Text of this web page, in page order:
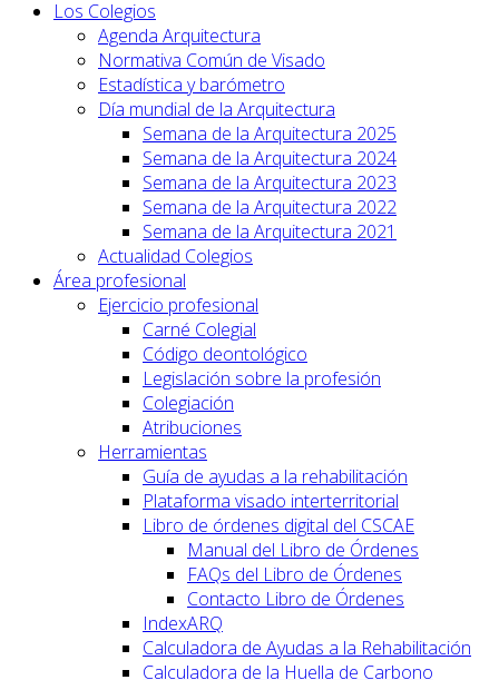
Los Colegios
Agenda Arquitectura
Normativa Común de Visado
Estadística y barómetro
Día mundial de la Arquitectura
Semana de la Arquitectura 2025
Semana de la Arquitectura 2024
Semana de la Arquitectura 2023
Semana de la Arquitectura 2022
Semana de la Arquitectura 2021
Actualidad Colegios
Área profesional
Ejercicio profesional
Carné Colegial
Código deontológico
Legislación sobre la profesión
Colegiación
Atribuciones
Herramientas
Guía de ayudas a la rehabilitación
Plataforma visado interterritorial
Libro de órdenes digital del CSCAE
Manual del Libro de Órdenes
FAQs del Libro de Órdenes
Contacto Libro de Órdenes
IndexARQ
Calculadora de Ayudas a la Rehabilitación
Calculadora de la Huella de Carbono